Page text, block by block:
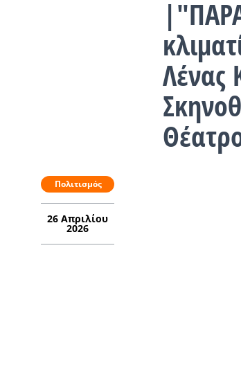
Λένας
Πολιτισμός
26 Απριλίου
2026